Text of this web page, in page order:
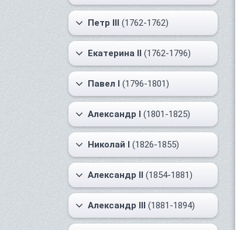
Петр III (1762-1762)
Екатерина II (1762-1796)
Павел I (1796-1801)
Александр I (1801-1825)
Николай I (1826-1855)
Александр II (1854-1881)
Александр III (1881-1894)